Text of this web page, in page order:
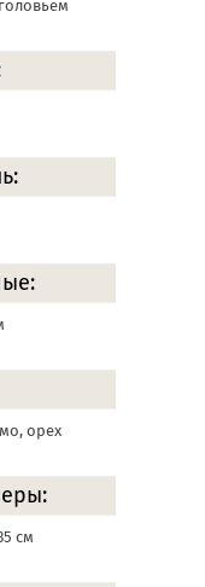
орех
см